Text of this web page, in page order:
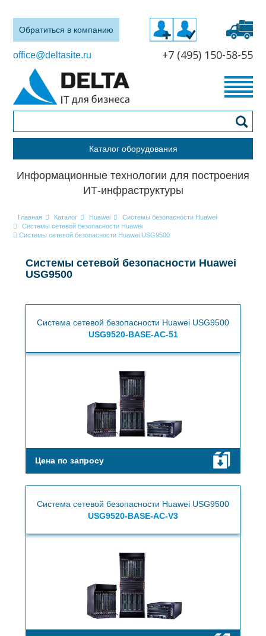
Обратиться в компанию
office@deltasite.ru +7 (495) 150-58-55
Каталог оборудования
Информационные технологии для построения
ИТ-инфраструктуры
Главная Каталог Huawei
Системы безопасности Huawei
Системы сетевой безопасности Huawei
Системы сетевой безопасности Huawei USG9500
Системы сетевой безопасности Huawei
USG9500
Система сетевой безопасности Huawei USG9500
USG9520-BASE-AC-51
Цена по запросу
Система сетевой безопасности Huawei USG9500
USG9520-BASE-AC-V3